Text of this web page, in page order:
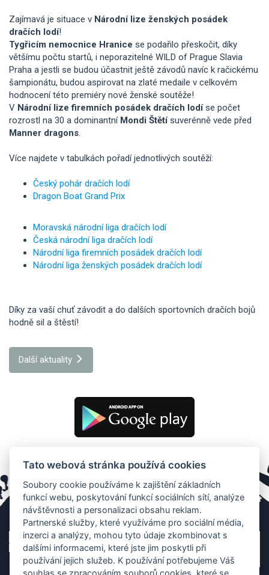
Zajímavá je situace v Národní lize ženských posádek
dračích lodí!
Tygřicím nemocnice Hranice se podařilo přeskočit, díky
většímu počtu startů, i neporazitelné WILD of Prague Slavia
Praha a jestli se budou účastnit ještě závodů navíc k račickému
šampionátu, budou aspirovat na zlaté medaile v celkovém
hodnocení této premiéry nové ženské soutěže!
V Národní lize firemních posádek dračích lodíse počet
rozrostl na 30 a dominantní Mondi Štětísuverénně vede před
Manner dragons
Více najdete v tabulkách pořadí jednotlivých soutěží:
Český pohár dračích lodí
Dragon Boat Grand Prix
Moravská národní liga dračích lodí
Česká národní liga dračích lodí
Národní liga firemních posádek dračích lodí
Národní liga ženských posádek dračích lodí
Díky za vaší chuť závodit a do dalších sportovních dračích bojů
hodně sil a štěstí!
Další aktuality
Tato webová stránka používá cookies
Soubory cookie používáme k zajištění základních
funkcí webu, poskytování funkcí sociálních sítí, analýze
návštěvnosti a personalizaci obsahu reklam.
Partnerské služby, které využíváme pro sociální média,
inzerci a analýzy, mohou tyto údaje zkombinovat s
dalšími informacemi, které jste jim poskytli při
používání jejich služeb. K používání potřebujeme Váš
souhlas se zpracováním souborů cookies, které se